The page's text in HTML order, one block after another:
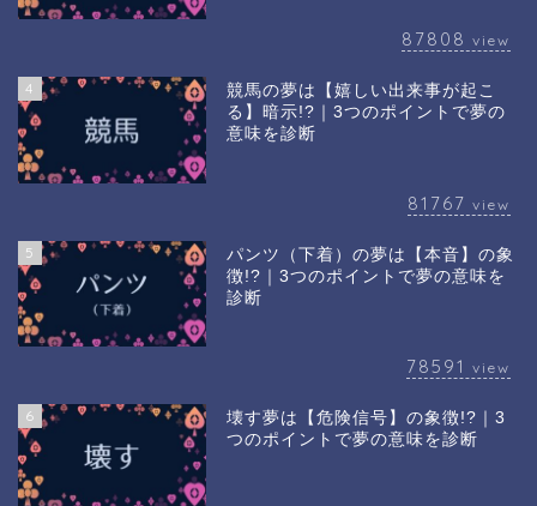
87808 view
4
競馬の夢は【嬉しい出来事が起こ
る】暗示!?｜3つのポイントで夢の
意味を診断
81767 view
5
パンツ（下着）の夢は【本音】の象
徴!?｜3つのポイントで夢の意味を
診断
78591 view
6
壊す夢は【危険信号】の象徴!?｜3
つのポイントで夢の意味を診断